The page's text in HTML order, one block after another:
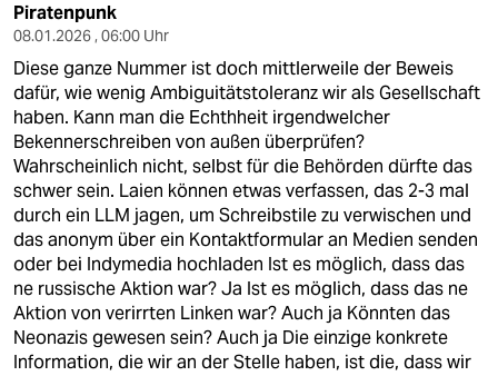
Piratenpunk
08.01.2026 , 06:00 Uhr
Diese ganze Nummer ist doch mittlerweile der Beweis
dafür, wie wenig Ambiguitätstoleranz wir als Gesellschaft
haben. Kann man die Echthheit irgendwelcher
Bekennerschreiben von außen überprüfen?
Wahrscheinlich nicht, selbst für die Behörden dürfte das
schwer sein. Laien können etwas verfassen, das 2-3 mal
durch ein LLM jagen, um Schreibstile zu verwischen und
das anonym über ein Kontaktformular an Medien senden
oder bei Indymedia hochladen Ist es möglich, dass das
ne russische Aktion war? Ja Ist es möglich, dass das ne
Aktion von verirrten Linken war? Auch ja Könnten das
Neonazis gewesen sein? Auch ja Die einzige konkrete
Information, die wir an der Stelle haben, ist die, dass wir